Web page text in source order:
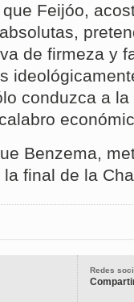
Feijóo,
de firmeza y
conduzca a
Benzema,
final de la
Redes